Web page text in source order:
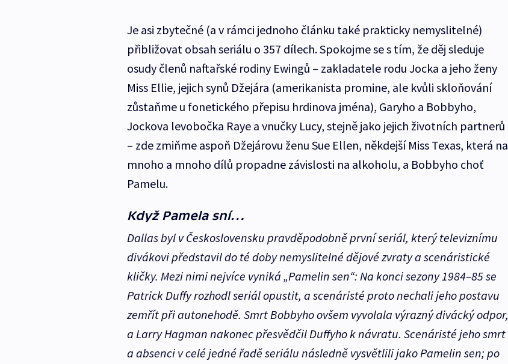
Je asi zbytečné (a v rámci jednoho článku také prakticky nemyslitelné)
přibližovat obsah seriálu o 357 dílech. Spokojme se s tím, že děj sleduje
osudy členů naftařské rodiny Ewingů – zakladatele rodu Jocka a jeho ženy
Miss Ellie, jejich synů Džejára (amerikanista promine, ale kvůli skloňování
zůstaňme u fonetického přepisu hrdinova jména), Garyho a Bobbyho,
Jockova levobočka Raye a vnučky Lucy, stejně jako jejich životních partnerů
– zde zmiňme aspoň Džejárovu ženu Sue Ellen, někdejší Miss Texas, která na
mnoho a mnoho dílů propadne závislosti na alkoholu, a Bobbyho choť
Pamelu.
Když Pamela sní…
Dallas byl v Československu pravděpodobně první seriál, který televiznímu
divákovi představil do té doby nemyslitelné dějové zvraty a scenáristické
kličky. Mezi nimi nejvíce vyniká „Pamelin sen“: Na konci sezony 1984–85 se
Patrick Duffy rozhodl seriál opustit, a scenáristé proto nechali jeho postavu
zemřít při autonehodě. Smrt Bobbyho ovšem vyvolala výrazný divácký odpor,
a Larry Hagman nakonec přesvědčil Duffyho k návratu. Scenáristé jeho smrt
a absenci v celé jedné řadě seriálu následně vysvětlili jako Pamelin sen; po